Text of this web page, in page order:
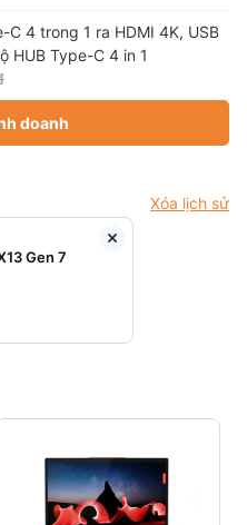
C 4 trong 1 ra HDMI 4K, USB
HUB Type-C 4 in 1
doanh
Xóa lịch sử
Gen 7